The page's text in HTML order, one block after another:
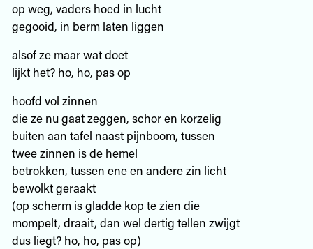
op weg, vaders hoed in lucht
gegooid, in berm laten liggen
alsof ze maar wat doet
lijkt het? ho, ho, pas op
hoofd vol zinnen
die ze nu gaat zeggen, schor en korzelig
buiten aan tafel naast pijnboom, tussen
twee zinnen is de hemel
betrokken, tussen ene en andere zin licht
bewolkt geraakt
(op scherm is gladde kop te zien die
mompelt, draait, dan wel dertig tellen zwijgt
dus liegt? ho, ho, pas op)